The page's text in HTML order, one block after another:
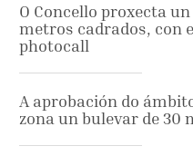
O Concello proxecta
metros cadrados, con
photocall
A aprobación do
zona un bulevar de 30